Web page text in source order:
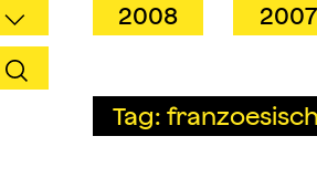
2008
2007
Tag: